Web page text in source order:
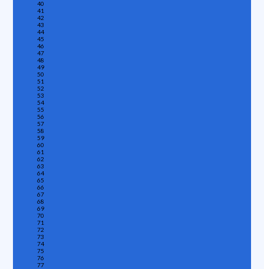
40
41
42
43
44
45
46
47
48
49
50
51
52
53
54
55
56
57
58
59
60
61
62
63
64
65
66
67
68
69
70
71
72
73
74
75
76
77